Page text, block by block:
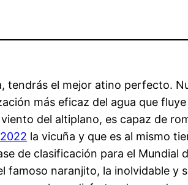
tendrás el mejor atino perfecto.
más eficaz del agua que
del altiplano, es capaz de
la vicuña y que es al mismo
de clasificación para el Mundial
naranjito, la inolvidable y